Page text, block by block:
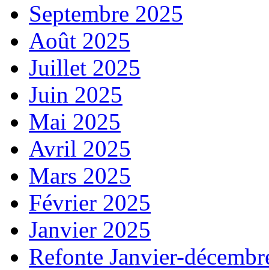
Septembre 2025
Août 2025
Juillet 2025
Juin 2025
Mai 2025
Avril 2025
Mars 2025
Février 2025
Janvier 2025
Refonte Janvier-